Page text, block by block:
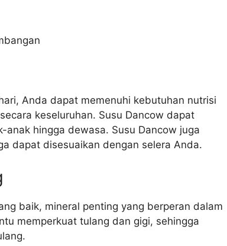
Anda dapat memenuhi kebutuhan nutrisi
keseluruhan. Susu Dancow dapat
hingga dewasa. Susu Dancow juga
dapat disesuaikan dengan selera Anda.
baik, mineral penting yang berperan dalam
memperkuat tulang dan gigi, sehingga